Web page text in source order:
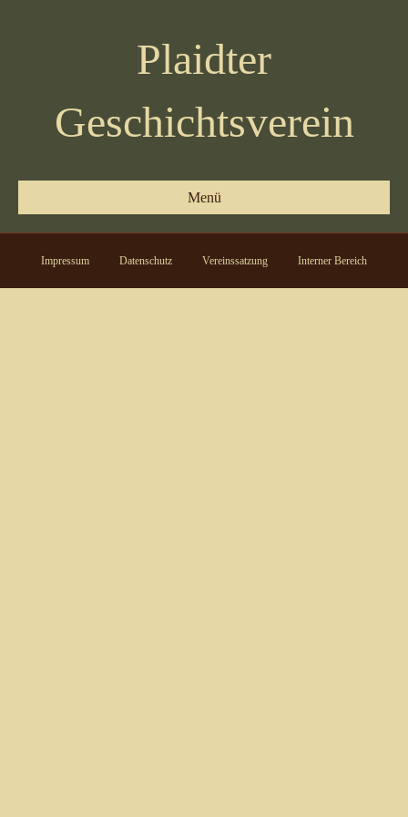
Plaidter
Geschichtsverein
Menü
Impressum Datenschutz Vereinssatzung Interner Bereich